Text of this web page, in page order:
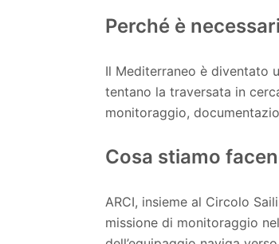
Perché è
Il Mediterraneo è diventato
tentano la traversata in
monitoraggio,
Cosa stiamo
ARCI, insieme al Circolo
missione di monitoraggio